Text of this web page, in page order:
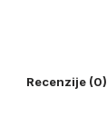
Recenzije (0)